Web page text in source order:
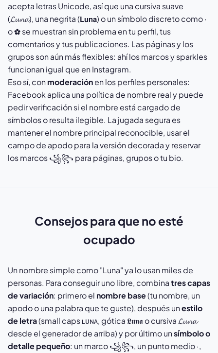
acepta letras Unicode, así que una cursiva suave
(𝓛𝓾𝓷𝓪), una negrita (𝗟𝘂𝗻𝗮) o un símbolo discreto como ·
o ✿ se muestran sin problema en tu perfil, tus
comentarios y tus publicaciones. Las páginas y los
grupos son aún más flexibles: ahí los marcos y sparkles
funcionan igual que en Instagram.
Eso sí, conmoderaciónen los perfiles personales:
Facebook aplica una política de nombre real y puede
pedir verificación si el nombre está cargado de
símbolos o resulta ilegible. La jugada segura es
mantener el nombre principal reconocible, usar el
campo de apodo para la versión decorada y reservar
los marcos ꧁꧂ para páginas, grupos o tu bio.
Consejos para que no esté
ocupado
Un nombre simple como "Luna" ya lo usan miles de
personas. Para conseguir uno libre, combinatres capas
de variación: primero el nombre base(tu nombre, un
apodo o una palabra que te guste), después unestilo
de letra(small caps ʟᴜɴᴀ, gótica 𝕷𝖚𝖓𝖆 o cursiva 𝓛𝓾𝓷𝓪
desde el generador de arriba) y por último unsímbolo o
detalle pequeño: un marco ꧁꧂, un punto medio ·,